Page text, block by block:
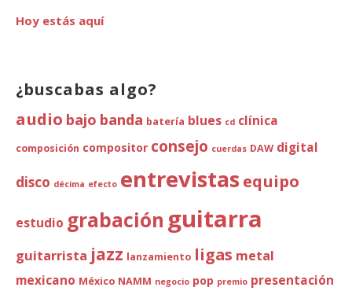
Hoy estás aquí
¿buscabas algo?
audio bajo banda batería blues cd clínica
composición compositor consejo cuerdas DAW digital
disco décima efecto entrevistasequipo
estudio grabación guitarra
guitarrista jazz lanzamiento ligas metal
mexicano México NAMM negocio pop premio presentación